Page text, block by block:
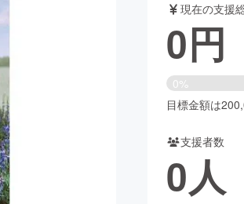
舞台・パフォーマンス
ビューティー・ヘルスケア
現在の支援
0円
0%
目標金額は
支援者数
0人